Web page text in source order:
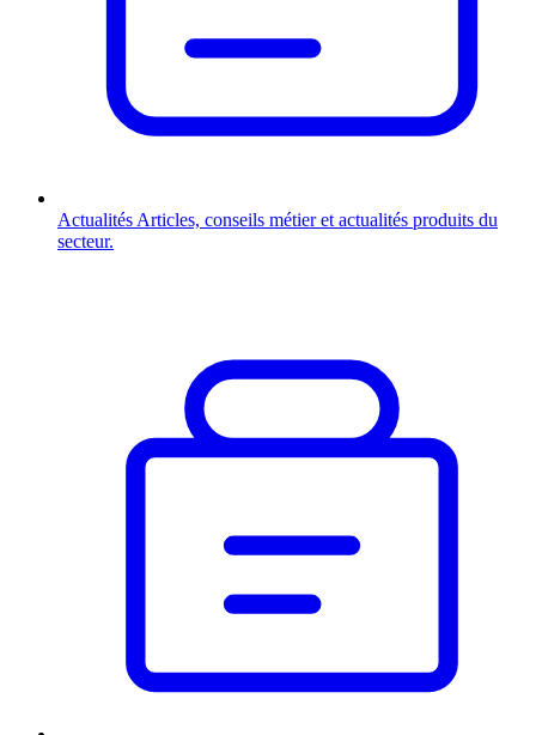
Actualités Articles, conseils métier et actualités produits du
secteur.